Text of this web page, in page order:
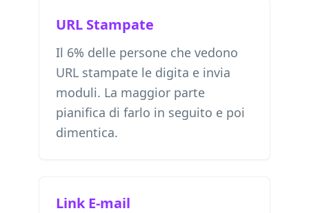
URL Stampate
Il 6% delle persone che vedono
URL stampate le digita e invia
moduli. La maggior parte
pianifica di farlo in seguito e poi
dimentica.
Link E-mail